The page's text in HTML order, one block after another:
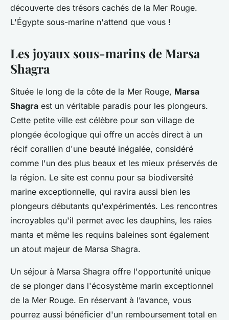
découverte des trésors cachés de la Mer Rouge.
L'Égypte sous-marine n'attend que vous !
Les joyaux sous-marins de Marsa
Shagra
Située le long de la côte de la Mer Rouge, Marsa
Shagra est un véritable paradis pour les plongeurs.
Cette petite ville est célèbre pour son village de
plongée écologique qui offre un accès direct à un
récif corallien d'une beauté inégalée, considéré
comme l'un des plus beaux et les mieux préservés de
la région. Le site est connu pour sa biodiversité
marine exceptionnelle, qui ravira aussi bien les
plongeurs débutants qu'expérimentés. Les rencontres
incroyables qu'il permet avec les dauphins, les raies
manta et même les requins baleines sont également
un atout majeur de Marsa Shagra.
Un séjour à Marsa Shagra offre l'opportunité unique
de se plonger dans l'écosystème marin exceptionnel
de la Mer Rouge. En réservant à l’avance, vous
pourrez aussi bénéficier d'un remboursement total en